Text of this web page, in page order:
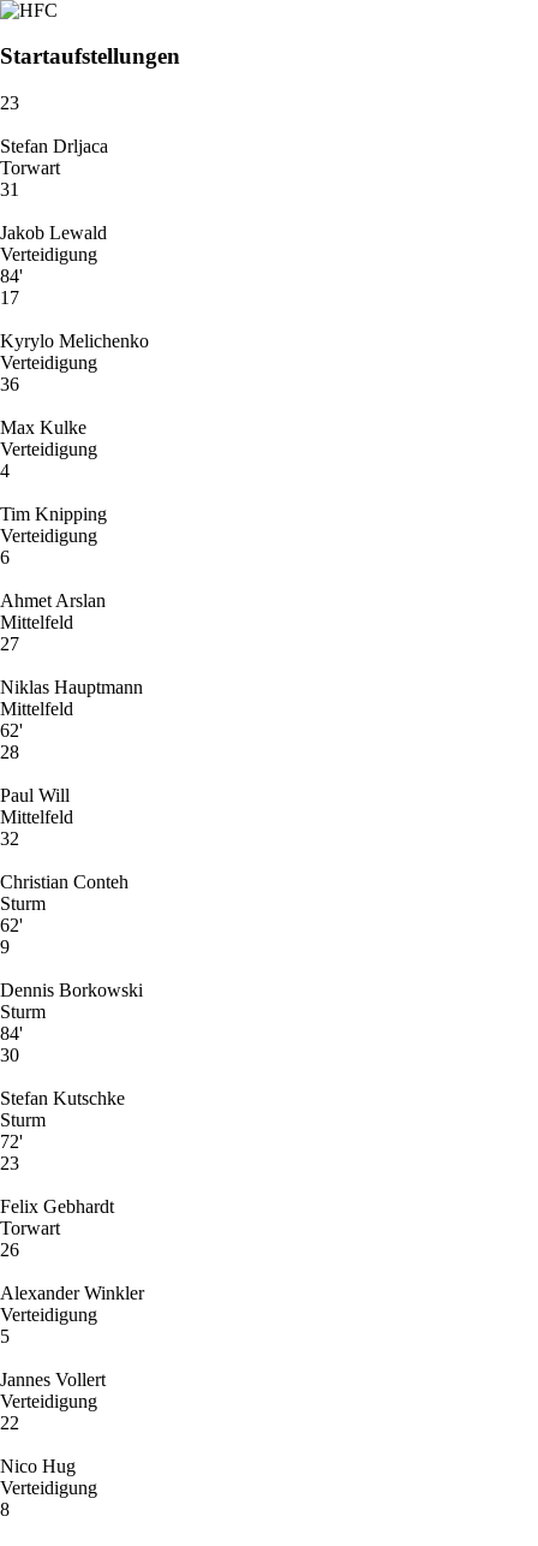
Startaufstellungen
23
Stefan Drljaca
Torwart
31
Jakob Lewald
Verteidigung
84'
17
Kyrylo Melichenko
Verteidigung
36
Max Kulke
Verteidigung
4
Tim Knipping
Verteidigung
6
Ahmet Arslan
Mittelfeld
27
Niklas Hauptmann
Mittelfeld
62'
28
Paul Will
Mittelfeld
32
Christian Conteh
Sturm
62'
9
Dennis Borkowski
Sturm
84'
30
Stefan Kutschke
Sturm
72'
23
Felix Gebhardt
Torwart
26
Alexander Winkler
Verteidigung
5
Jannes Vollert
Verteidigung
22
Nico Hug
Verteidigung
8